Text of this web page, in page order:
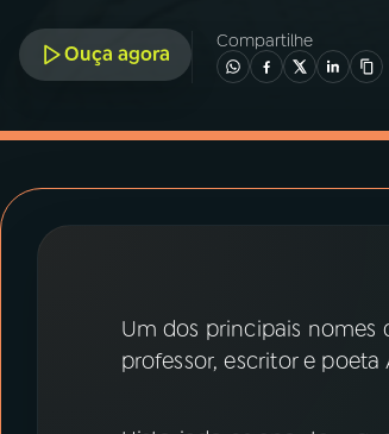
06VIDEOCASTS
07ÚLTIMAS
Ouça agora
Compartilhe
Um dos principais nomes
professor, escritor e